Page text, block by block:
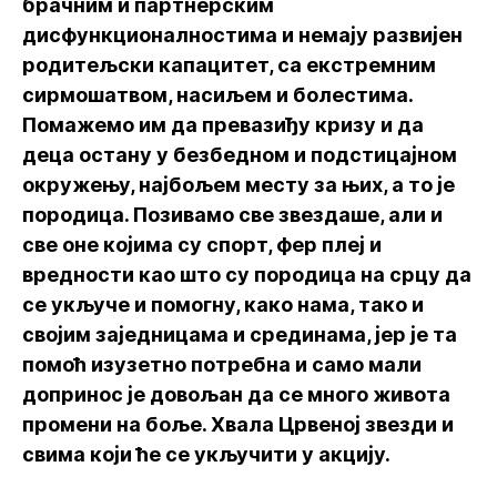
брачним и партнерским
дисфункционалностима и немају развијен
родитељски капацитет, са екстремним
сирмошатвом, насиљем и болестима.
Помажемо им да превазиђу кризу и да
деца остану у безбедном и подстицајном
окружењу, најбољем месту за њих, а то је
породица. Позивамо све звездаше, али и
све оне којима су спорт, фер плеј и
вредности као што су породица на срцу да
се укључе и помогну, како нама, тако и
својим заједницама и срединама, јер је та
помоћ изузетно потребна и само мали
допринос је довољан да се много живота
промени на боље. Хвала Црвеној звезди и
свима који ће се укључити у акцију.